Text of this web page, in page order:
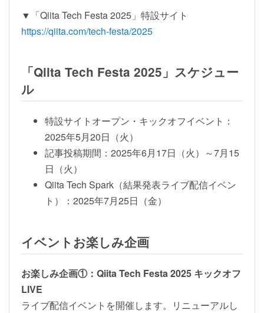
▼「Qiita Tech Festa 2025」特設サイト
https://qiita.com/tech-festa/2025
「Qiita Tech Festa 2025」スケジュー
ル
特設サイトオープン・キックオフイベント：
2025年5月20日（火）
記事投稿期間：2025年6月17日（火）～7月15
日（火）
Qiita Tech Spark（結果発表ライブ配信イベン
ト）：2025年7月25日（金）
イベントお楽しみ企画
お楽しみ企画①：Qiita Tech Festa 2025 キックオフ
LIVE
ライブ配信イベントを開催します。リニューアルし